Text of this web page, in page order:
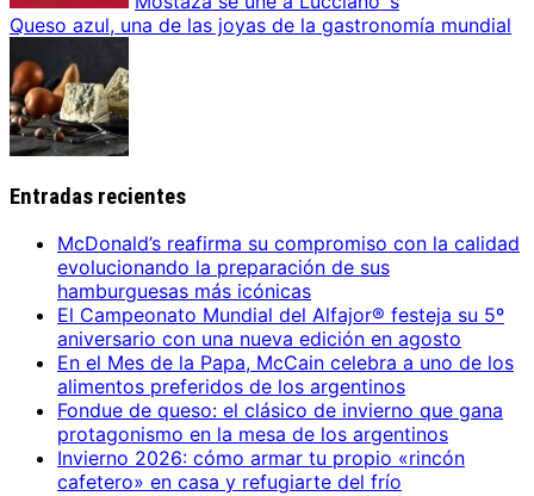
Queso azul, una de las joyas de la gastronomía mundial
Entradas recientes
McDonald’s reafirma su compromiso con la calidad
evolucionando la preparación de sus
hamburguesas más icónicas
El Campeonato Mundial del Alfajor® festeja su 5º
aniversario con una nueva edición en agosto
En el Mes de la Papa, McCain celebra a uno de los
alimentos preferidos de los argentinos
Fondue de queso: el clásico de invierno que gana
protagonismo en la mesa de los argentinos
Invierno 2026: cómo armar tu propio «rincón
cafetero» en casa y refugiarte del frío